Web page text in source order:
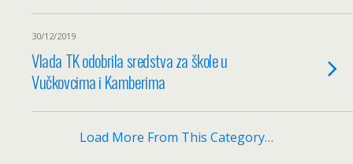
30/12/2019
Vlada TK odobrila sredstva za škole u
Vučkovcima i Kamberima
Load More From This Category…